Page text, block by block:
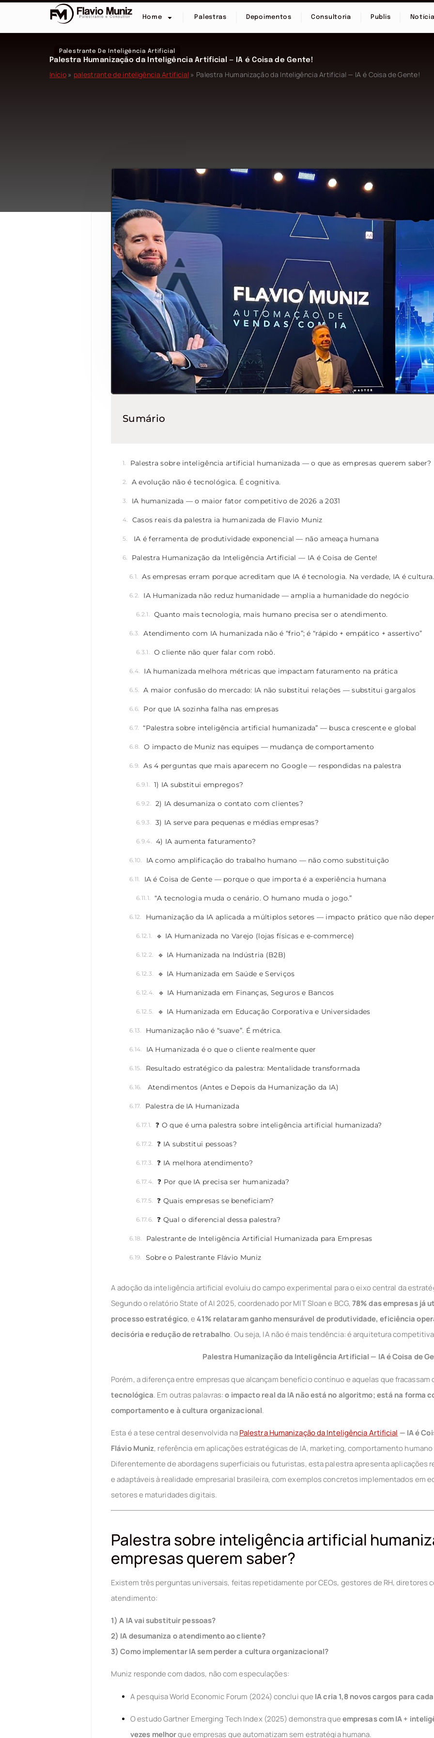
Home Palestras Depoimentos Consultoria Publis
Palestrante De Inteligência Artificial
Palestra Humanização da Inteligência Artificial — IA é Coisa de Gente!
Início» palestrante de inteligência Artificial » Palestra Humanização da Inteligência Artificial — IA é Coisa de Gente!
Sumário
Palestra sobre inteligência artificial humanizada — o que as empresas querem saber?
A evolução não é tecnológica. É cognitiva.
IA humanizada — o maior fator competitivo de 2026 a 2031
Casos reais da palestra ia humanizada de Flavio Muniz
IA é ferramenta de produtividade exponencial — não ameaça humana
Palestra Humanização da Inteligência Artificial — IA é Coisa de Gente!
As empresas erram porque acreditam que IA é tecnologia. Na verdade, IA é cultura.
IA Humanizada não reduz humanidade — amplia a humanidade do negócio
Quanto mais tecnologia, mais humano precisa ser o atendimento.
Atendimento com IA humanizada não é “frio”; é “rápido + empático + assertivo”
O cliente não quer falar com robô.
IA humanizada melhora métricas que impactam faturamento na prática
A maior confusão do mercado: IA não substitui relações — substitui gargalos
Por que IA sozinha falha nas empresas
“Palestra sobre inteligência artificial humanizada” — busca crescente e global
O impacto de Muniz nas equipes — mudança de comportamento
As 4 perguntas que mais aparecem no Google — respondidas na palestra
1) IA substitui empregos?
2) IA desumaniza o contato com clientes?
3) IA serve para pequenas e médias empresas?
4) IA aumenta faturamento?
IA como amplificação do trabalho humano — não como substituição
IA é Coisa de Gente — porque o que importa é a experiência humana
“A tecnologia muda o cenário. O humano muda o jogo.”
🔹 IA Humanizada no Varejo (lojas físicas e e-commerce)
🔹 IA Humanizada na Indústria (B2B)
🔹 IA Humanizada em Saúde e Serviços
🔹 IA Humanizada em Finanças, Seguros e Bancos
🔹 IA Humanizada em Educação Corporativa e Universidades
Humanização não é “suave”. É métrica.
IA Humanizada é o que o cliente realmente quer
Resultado estratégico da palestra: Mentalidade transformada
Atendimentos (Antes e Depois da Humanização da IA)
Palestra de IA Humanizada
❓ O que é uma palestra sobre inteligência artificial humanizada?
❓ IA substitui pessoas?
❓ IA melhora atendimento?
❓ Por que IA precisa ser humanizada?
❓ Quais empresas se beneficiam?
❓ Qual o diferencial dessa palestra?
Palestrante de Inteligência Artificial Humanizada para Empresas
Sobre o Palestrante Flávio Muniz
A adoção da inteligência artificial evoluiu do campo experimental para o eixo central da
Segundo o relatório State of AI 2025, coordenado por MIT Sloan e BCG,78% das empresas já
processo estratégico, e41% relataram ganho mensurável de produtividade, eficiência
decisória e redução de retrabalho. Ou seja, IA não é mais tendência: é arquitetura
Palestra Humanização da Inteligência Artificial — IA é Coisa de
Porém, a diferença entre empresas que alcançam benefício contínuo e aquelas que fracassam
tecnológica. Em outras palavras:o impacto real da IA não está no algoritmo; está na forma
comportamento e à cultura organizacional.
Esta é a tese central desenvolvida naPalestra Humanização da Inteligência Artificial — IA é
Flávio Muniz, referência em aplicações estratégicas de IA, marketing, comportamento
Diferentemente de abordagens superficiais ou futuristas, esta palestra apresenta aplicações
e adaptáveis à realidade empresarial brasileira, com exemplos concretos implementados em
setores e maturidades digitais.
Palestra sobre inteligência artificial
empresas querem saber?
Existem três perguntas universais, feitas repetidamente por CEOs, gestores de RH, diretores
atendimento:
1) A IA vai substituir pessoas?
2) IA desumaniza o atendimento ao cliente?
3) Como implementar IA sem perder a cultura organizacional?
Muniz responde com dados, não com especulações:
A pesquisa World Economic Forum (2024) conclui que IA cria 1,8 novos cargos para
O estudo Gartner Emerging Tech Index (2025) demonstra queempresas com IA +
vezes melhorque empresas que automatizam sem estratégia humana.